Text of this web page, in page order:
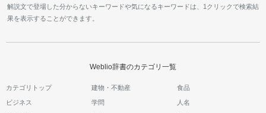
解説文で登場した分からないキーワードや気になるキーワードは、1クリックで検索結
果を表示することができます。
Weblio辞書のカテゴリ一覧
カテゴリトップ 建物・不動産 食品
ビジネス 学問 人名